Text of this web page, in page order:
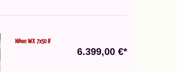
Nikon WX 7x50 IF
6.399,00 €*